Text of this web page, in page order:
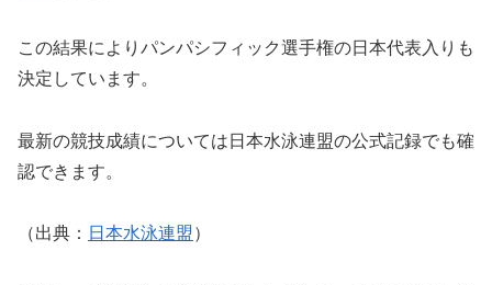
この結果によりパンパシフィック選手権の日本代表入りも
決定しています。
最新の競技成績については日本水泳連盟の公式記録でも確
認できます。
（出典： 日本水泳連盟 ）